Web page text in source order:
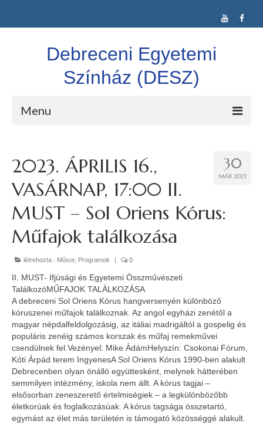
Debreceni Egyetemi
Színház (DESZ)
Menu
Alkalmi Társulat
Színláz Társulat
Confuse-A-Cat Ltd.
Vígkarma
Idegen nyelvű színjátszás
BIKSZ
Fesztiválok
Meghívott előadások
Vendégszerepléseink
Tréningek / Workshopok
DESZ blog
30
MÁR 2023
2023. ÁPRILIS 16.,
VASÁRNAP, 17:00 II.
MUST – Sol Oriens Kórus:
Műfajok találkozása
létrehozta : Műsor, Programok 0
II. MUST- Ifjúsági és Egyetemi Összművészeti
TalálkozóMŰFAJOK TALÁLKOZÁSA
A debreceni Sol Oriens Kórus hangversenyén különböző
kóruszenei műfajok találkoznak. Az angol egyházi zenétől a
magyar népdalfeldolgozásig, az itáliai madrigáltól a gospelig és
populáris zenéig számos korszak és műfaj remekművei
csendülnek fel.Vezényel: Mike ÁdámHelyszín: Csokonai Fórum,
Kóti Árpád terem IngyenesA Sol Oriens Kórus 1990-ben alakult
Debrecenben olyan önálló együttesként, melynek hátterében
semmilyen intézmény, iskola nem állt. A kórus tagjai –
elsősorban zeneszerető értelmiségiek – a legkülönbözőbb
életkorúak és foglalkozásúak. A kórus tagsága összetartó,
egymást az élet más területén is támogató közösséggé alakult.